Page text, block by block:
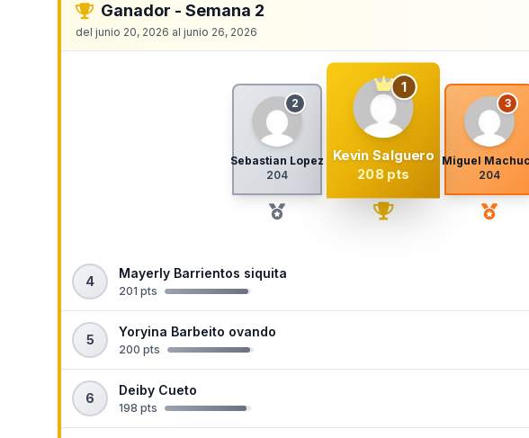
Ganador - Semana 2
del junio 20, 2026 al junio 26, 2026
2
Sebastian Lopez
204
1
Kevin Salguero
208 pts
3
Miguel
204
4
Mayerly Barrientos siquita
201 pts
5
Yoryina Barbeito ovando
200 pts
6
Deiby Cueto
198 pts